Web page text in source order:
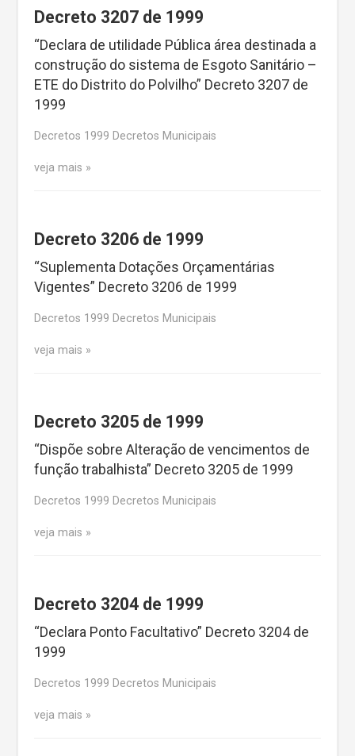
Decreto 3207 de 1999
“Declara de utilidade Pública área destinada a
construção do sistema de Esgoto Sanitário –
ETE do Distrito do Polvilho” Decreto 3207 de
1999
Decretos 1999 Decretos Municipais
veja mais
Decreto 3206 de 1999
“Suplementa Dotações Orçamentárias
Vigentes” Decreto 3206 de 1999
Decretos 1999 Decretos Municipais
veja mais
Decreto 3205 de 1999
“Dispõe sobre Alteração de vencimentos de
função trabalhista” Decreto 3205 de 1999
Decretos 1999 Decretos Municipais
veja mais
Decreto 3204 de 1999
“Declara Ponto Facultativo” Decreto 3204 de
1999
Decretos 1999 Decretos Municipais
veja mais